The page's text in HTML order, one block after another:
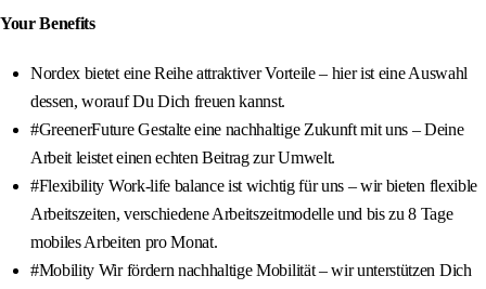
Your Benefits
Nordex bietet eine Reihe attraktiver Vorteile – hier ist eine Auswahl
dessen, worauf Du Dich freuen kannst.
#GreenerFuture Gestalte eine nachhaltige Zukunft mit uns – Deine
Arbeit leistet einen echten Beitrag zur Umwelt.
#Flexibility Work-life balance ist wichtig für uns – wir bieten flexible
Arbeitszeiten, verschiedene Arbeitszeitmodelle und bis zu 8 Tage
mobiles Arbeiten pro Monat.
#Mobility Wir fördern nachhaltige Mobilität – wir unterstützen Dich